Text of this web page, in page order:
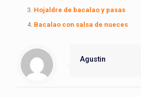
Hojaldre de bacalao y pasas
Bacalao con salsa de nueces
Agustin